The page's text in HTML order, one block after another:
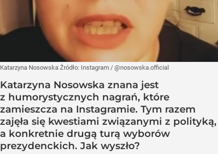
Katarzyna Nosowska Źródło: Instagram / @nosowska.official
Katarzyna Nosowska znana jest
z humorystycznych nagrań, które
zamieszcza na Instagramie. Tym razem
zajęła się kwestiami związanymi z polityką,
a konkretnie drugą turą wyborów
prezydenckich. Jak wyszło?